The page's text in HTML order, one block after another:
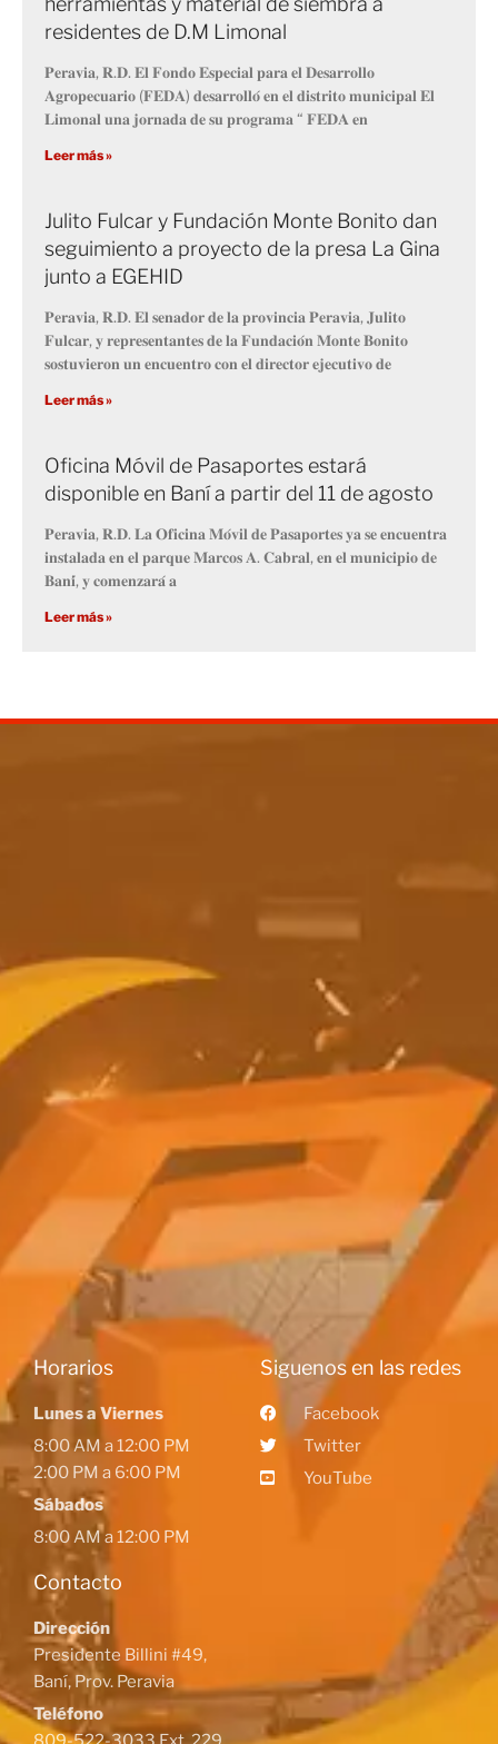
residentes de D.M Limonal
𝐏𝐞𝐫𝐚𝐯𝐢𝐚, 𝐑.𝐃. 𝐄𝐥 𝐅𝐨𝐧𝐝𝐨 𝐄𝐬𝐩𝐞𝐜𝐢𝐚𝐥 𝐩𝐚𝐫𝐚 𝐞𝐥 𝐃𝐞𝐬𝐚𝐫𝐫𝐨𝐥𝐥𝐨
𝐀𝐠𝐫𝐨𝐩𝐞𝐜𝐮𝐚𝐫𝐢𝐨 (𝐅𝐄𝐃𝐀) 𝐝𝐞𝐬𝐚𝐫𝐫𝐨𝐥𝐥𝐨́ 𝐞𝐧 𝐞𝐥 𝐝𝐢𝐬𝐭𝐫𝐢𝐭𝐨 𝐦𝐮𝐧𝐢𝐜𝐢𝐩𝐚𝐥 𝐄𝐥
𝐋𝐢𝐦𝐨𝐧𝐚𝐥 𝐮𝐧𝐚 𝐣𝐨𝐫𝐧𝐚𝐝𝐚 𝐝𝐞 𝐬𝐮 𝐩𝐫𝐨𝐠𝐫𝐚𝐦𝐚 “ 𝐅𝐄𝐃𝐀 𝐞𝐧
Leer más »
Julito Fulcar y Fundación Monte Bonito dan
seguimiento a proyecto de la presa La Gina
junto a EGEHID
𝐏𝐞𝐫𝐚𝐯𝐢𝐚, 𝐑.𝐃. 𝐄𝐥 𝐬𝐞𝐧𝐚𝐝𝐨𝐫 𝐝𝐞 𝐥𝐚 𝐩𝐫𝐨𝐯𝐢𝐧𝐜𝐢𝐚 𝐏𝐞𝐫𝐚𝐯𝐢𝐚, 𝐉𝐮𝐥𝐢𝐭𝐨
𝐅𝐮𝐥𝐜𝐚𝐫, 𝐲 𝐫𝐞𝐩𝐫𝐞𝐬𝐞𝐧𝐭𝐚𝐧𝐭𝐞𝐬 𝐝𝐞 𝐥𝐚 𝐅𝐮𝐧𝐝𝐚𝐜𝐢𝐨́𝐧 𝐌𝐨𝐧𝐭𝐞 𝐁𝐨𝐧𝐢𝐭𝐨
𝐬𝐨𝐬𝐭𝐮𝐯𝐢𝐞𝐫𝐨𝐧 𝐮𝐧 𝐞𝐧𝐜𝐮𝐞𝐧𝐭𝐫𝐨 𝐜𝐨𝐧 𝐞𝐥 𝐝𝐢𝐫𝐞𝐜𝐭𝐨𝐫 𝐞𝐣𝐞𝐜𝐮𝐭𝐢𝐯𝐨 𝐝𝐞
Leer más »
Oficina Móvil de Pasaportes estará
disponible en Baní a partir del 11 de agosto
𝐏𝐞𝐫𝐚𝐯𝐢𝐚, 𝐑.𝐃. 𝐋𝐚 𝐎𝐟𝐢𝐜𝐢𝐧𝐚 𝐌𝐨́𝐯𝐢𝐥 𝐝𝐞 𝐏𝐚𝐬𝐚𝐩𝐨𝐫𝐭𝐞𝐬 𝐲𝐚 𝐬𝐞 𝐞𝐧𝐜𝐮𝐞𝐧𝐭𝐫𝐚
𝐢𝐧𝐬𝐭𝐚𝐥𝐚𝐝𝐚 𝐞𝐧 𝐞𝐥 𝐩𝐚𝐫𝐪𝐮𝐞 𝐌𝐚𝐫𝐜𝐨𝐬 𝐀. 𝐂𝐚𝐛𝐫𝐚𝐥, 𝐞𝐧 𝐞𝐥 𝐦𝐮𝐧𝐢𝐜𝐢𝐩𝐢𝐨 𝐝𝐞
𝐁𝐚𝐧𝐢́, 𝐲 𝐜𝐨𝐦𝐞𝐧𝐳𝐚𝐫𝐚́ 𝐚
Leer más »
Horarios
Lunes a Viernes
8:00 AM a 12:00 PM
2:00 PM a 6:00 PM
Sábados
8:00 AM a 12:00 PM
Contacto
Dirección
Presidente Billini #49,
Baní, Prov. Peravia
Teléfono
Siguenos en las redes
Facebook
Twitter
YouTube